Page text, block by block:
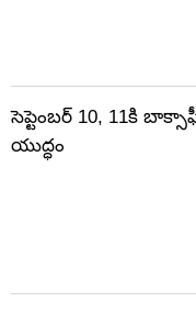
సెప్టెంబర్‌ 10, 11కి
యుద్ధం